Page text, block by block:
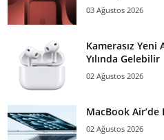
03 Ağustos 2026
Kamerasız
Yılında Gelebilir
02 Ağustos 2026
MacBook Air’de
02 Ağustos 2026